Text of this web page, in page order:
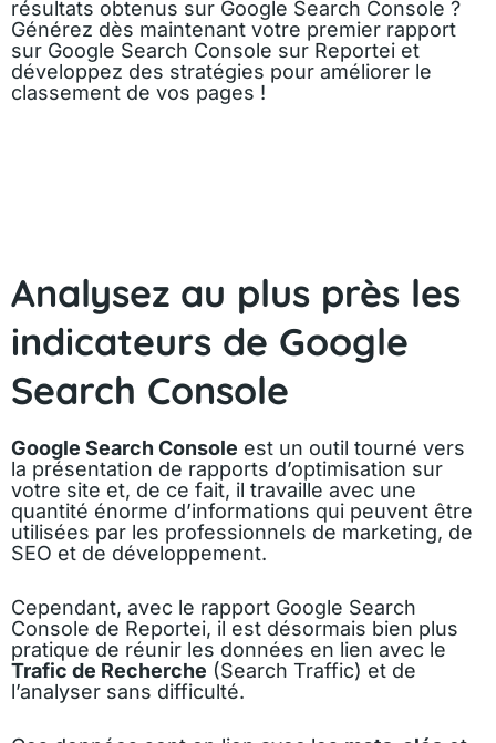
résultats obtenus sur Google Search Console ?
Générez dès maintenant votre premier rapport
sur Google Search Console sur Reportei et
développez des stratégies pour améliorer le
classement de vos pages !
Analysez au plus près les
indicateurs de Google
Search Console
Google Search Console est un outil tourné vers
la présentation de rapports d’optimisation sur
votre site et, de ce fait, il travaille avec une
quantité énorme d’informations qui peuvent être
utilisées par les professionnels de marketing, de
SEO et de développement.
Cependant, avec le rapport Google Search
Console de Reportei, il est désormais bien plus
pratique de réunir les données en lien avec le
Trafic de Recherche (Search Traffic) et de
l’analyser sans difficulté.